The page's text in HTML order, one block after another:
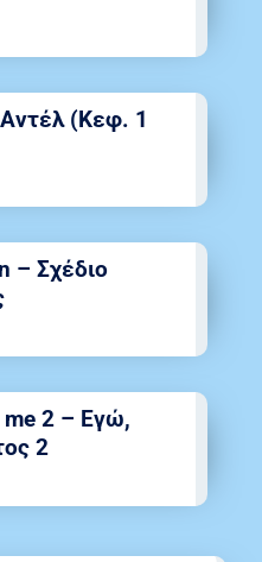
(Κεφ. 1
– Σχέδιο
me 2 – Εγώ,
2